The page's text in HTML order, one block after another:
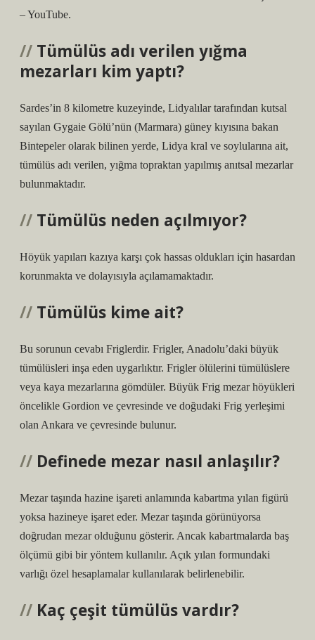
– YouTube.
Tümülüs adı verilen yığma
mezarları kim yaptı?
Sardes’in 8 kilometre kuzeyinde, Lidyalılar tarafından kutsal
sayılan Gygaie Gölü’nün (Marmara) güney kıyısına bakan
Bintepeler olarak bilinen yerde, Lidya kral ve soylularına ait,
tümülüs adı verilen, yığma topraktan yapılmış anıtsal mezarlar
bulunmaktadır.
Tümülüs neden açılmıyor?
Höyük yapıları kazıya karşı çok hassas oldukları için hasardan
korunmakta ve dolayısıyla açılamamaktadır.
Tümülüs kime ait?
Bu sorunun cevabı Friglerdir. Frigler, Anadolu’daki büyük
tümülüsleri inşa eden uygarlıktır. Frigler ölülerini tümülüslere
veya kaya mezarlarına gömdüler. Büyük Frig mezar höyükleri
öncelikle Gordion ve çevresinde ve doğudaki Frig yerleşimi
olan Ankara ve çevresinde bulunur.
Definede mezar nasıl anlaşılır?
Mezar taşında hazine işareti anlamında kabartma yılan figürü
yoksa hazineye işaret eder. Mezar taşında görünüyorsa
doğrudan mezar olduğunu gösterir. Ancak kabartmalarda baş
ölçümü gibi bir yöntem kullanılır. Açık yılan formundaki
varlığı özel hesaplamalar kullanılarak belirlenebilir.
Kaç çeşit tümülüs vardır?